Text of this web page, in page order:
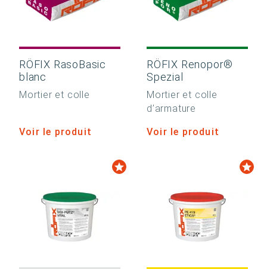
RÖFIX RasoBasic
blanc
Mortier et colle
Voir le produit
RÖFIX Renopor®
Spezial
Mortier et colle
d’armature
Voir le produit